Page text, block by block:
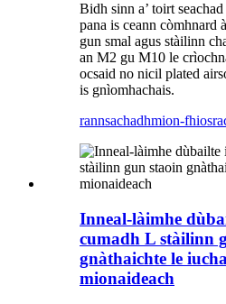
Bidh sinn a’ toirt
pana is ceann còmhnard
gun smal agus stàilinn
an M2 gu M10 le
ocsaid no nicil plated
is gnìomhachais.
rannsachadhmion-
Inneal-làimhe
cumadh L stàilinn
gnàthaichte le
mionaideach